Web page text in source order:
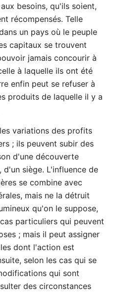
besoins, qu'ils soient,
récompensés. Telle
un pays où le peuple
capitaux se trouvent
jamais concourir à
à laquelle ils ont été
enfin peut se refuser à
produits de laquelle il y a
variations des profits
; ils peuvent subir des
d'une découverte
siège. L'influence de
se combine avec
mais ne la détruit
qu'on le suppose,
particuliers qui peuvent
; mais il peut assigner
dont l'action est
selon les cas qui se
qui sont
des circonstances